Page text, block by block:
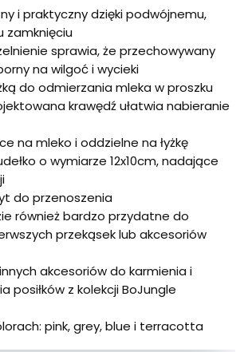
i praktyczny dzięki podwójnemu,
zamknięciu
sprawia, że przechowywany
na wilgoć i wycieki
do odmierzania mleka w proszku
krawędź ułatwia nabieranie
na mleko i oddzielne na łyżkę
o wymiarze 12x10cm, nadające
do przenoszenia
również bardzo przydatne do
przekąsek lub akcesoriów
akcesoriów do karmienia i
posiłków z kolekcji BoJungle
pink, grey, blue i terracotta